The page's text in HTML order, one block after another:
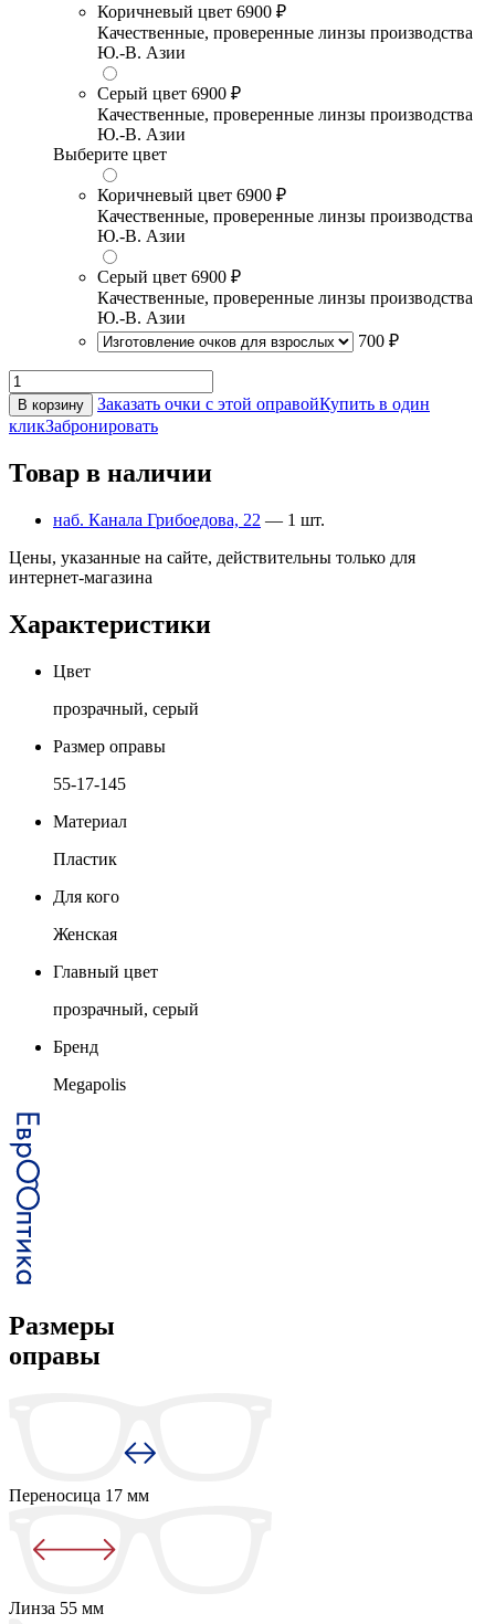
Коричневый цвет 6900 ₽
Качественные, проверенные линзы производства
Ю.-В. Азии
Серый цвет 6900 ₽
Качественные, проверенные линзы производства
Ю.-В. Азии
Выберите цвет
Коричневый цвет 6900 ₽
Качественные, проверенные линзы производства
Ю.-В. Азии
Серый цвет 6900 ₽
Качественные, проверенные линзы производства
Ю.-В. Азии
700 ₽
В корзину Заказать очки с этой оправойКупить в один
кликЗабронировать
Товар в наличии
наб. Канала Грибоедова, 22 — 1 шт.
Цены, указанные на сайте, действительны только для
интернет-магазина
Характеристики
Цвет
прозрачный, серый
Размер оправы
55-17-145
Материал
Пластик
Для кого
Женская
Главный цвет
прозрачный, серый
Бренд
Megapolis
Размеры
оправы
Переносица 17 мм
Линза 55 мм